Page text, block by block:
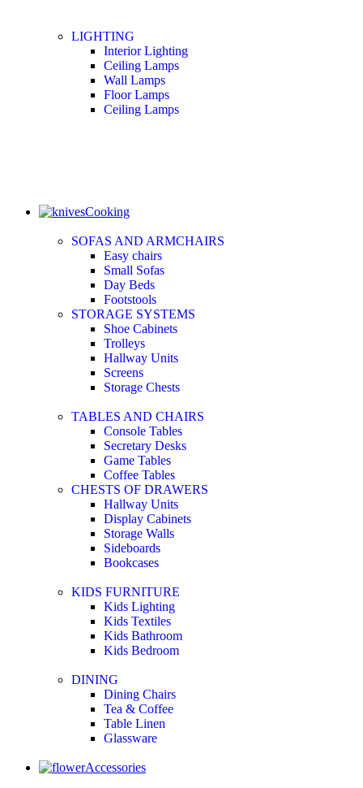
LIGHTING
Interior Lighting
Ceiling Lamps
Wall Lamps
Floor Lamps
Ceiling Lamps
Cooking
SOFAS AND ARMCHAIRS
Easy chairs
Small Sofas
Day Beds
Footstools
STORAGE SYSTEMS
Shoe Cabinets
Trolleys
Hallway Units
Screens
Storage Chests
TABLES AND CHAIRS
Console Tables
Secretary Desks
Game Tables
Coffee Tables
CHESTS OF DRAWERS
Hallway Units
Display Cabinets
Storage Walls
Sideboards
Bookcases
KIDS FURNITURE
Kids Lighting
Kids Textiles
Kids Bathroom
Kids Bedroom
DINING
Dining Chairs
Tea & Coffee
Table Linen
Glassware
Accessories